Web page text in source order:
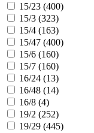
15/23 (400)
15/3 (323)
15/4 (163)
15/47 (400)
15/6 (160)
15/7 (160)
16/24 (13)
16/48 (14)
16/8 (4)
19/2 (252)
19/29 (445)